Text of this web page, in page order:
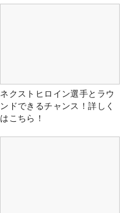
ネクストヒロイン選手とラウ
ンドできるチャンス！詳しく
はこちら！